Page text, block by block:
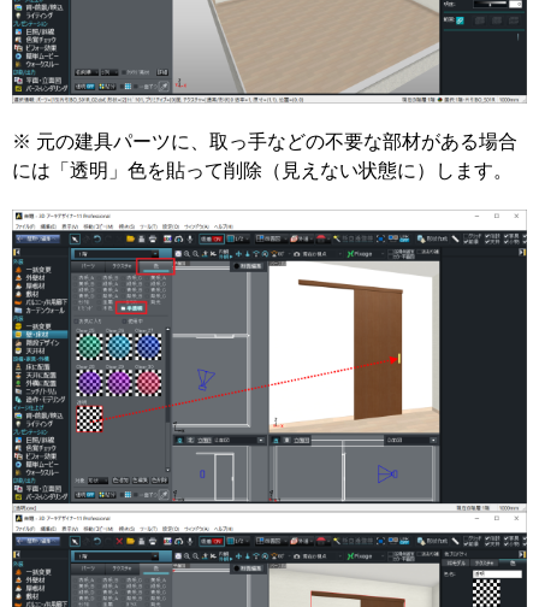
※ 元の建具パーツに、取っ手などの不要な部材がある場合
には「透明」色を貼って削除（見えない状態に）します。